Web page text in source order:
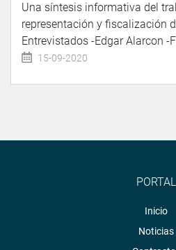
Una síntesis informativa del
representación y fiscalización
Entrevistados -Edgar Alarcon -
15-09-2020
PORTAL
Inicio
Noticias